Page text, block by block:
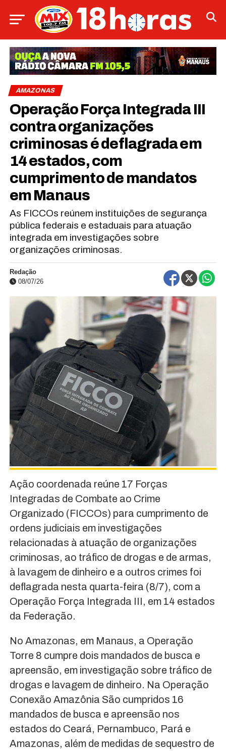
AMAZONAS
Operação Força Integrada III
contra organizações
criminosas é deflagrada em
14 estados, com
cumprimento de mandatos
em Manaus
As FICCOs reúnem instituições de segurança
pública federais e estaduais para atuação
integrada em investigações sobre
organizações criminosas.
Redação
08/07/26
Ação coordenada reúne 17 Forças
Integradas de Combate ao Crime
Organizado (FICCOs) para cumprimento de
ordens judiciais em investigações
relacionadas à atuação de organizações
criminosas, ao tráfico de drogas e de armas,
à lavagem de dinheiro e a outros crimes foi
deflagrada nesta quarta-feira (8/7), com a
Operação Força Integrada III, em 14 estados
da Federação.
No Amazonas, em Manaus, a Operação
Torre 8 cumpre dois mandados de busca e
apreensão, em investigação sobre tráfico de
drogas e lavagem de dinheiro. Na Operação
Conexão Amazônia São cumpridos 16
mandados de busca e apreensão nos
estados do Ceará, Pernambuco, Pará e
Amazonas, além de medidas de sequestro de